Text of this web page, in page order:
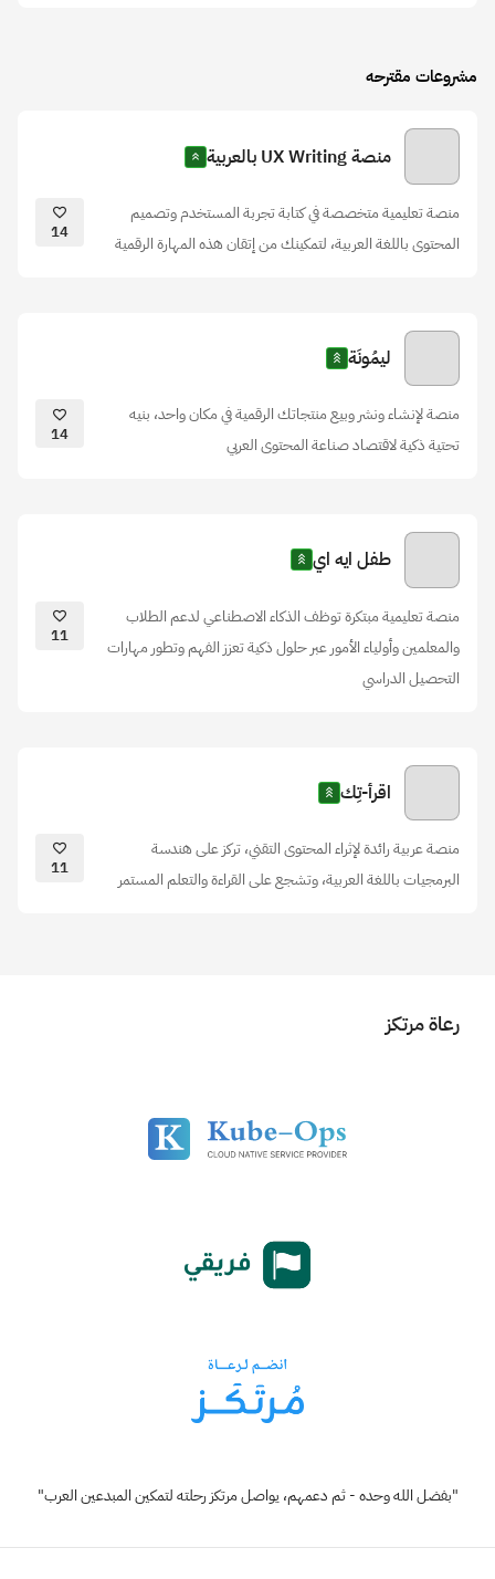
مشروعات مقترحه
منصة UX Writing بالعربية
منصة تعليمية متخصصة في كتابة تجربة المستخدم وتصميم
المحتوى باللغة العربية، لتمكينك من إتقان هذه المهارة الرقمية
14
ليمُونَة
منصة لإنشاء ونشر وبيع منتجاتك الرقمية في مكان واحد، بنيه
تحتية ذكية لاقتصاد صناعة المحتوى العربي
14
طفل ايه اي
منصة تعليمية مبتكرة توظف الذكاء الاصطناعي لدعم الطلاب
والمعلمين وأولياء الأمور عبر حلول ذكية تعزز الفهم وتطور مهارات
التحصيل الدراسي
11
اقرأ-تِك
منصة عربية رائدة لإثراء المحتوى التقني، تركز على هندسة
البرمجيات باللغة العربية، وتشجع على القراءة والتعلم المستمر
11
رعاة مرتكز
"بفضل الله وحده - ثم دعمهم، يواصل مرتكز رحلته لتمكين المبدعين العرب"